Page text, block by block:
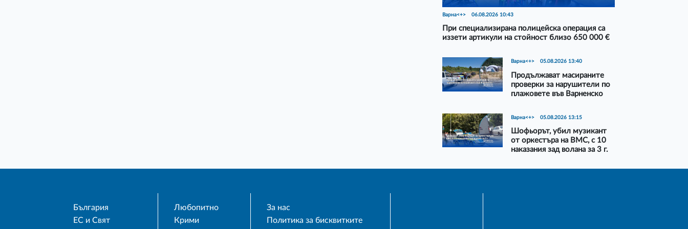
Варна<+> 06.08.2026 10:43
При специализирана полицейска операция са
иззети артикули на стойност близо 650 000 €
Варна<+> 05.08.2026 13:40
Продължават масираните
проверки за нарушители по
плажовете във Варненско
Варна<+> 05.08.2026 13:15
Шофьорът, убил музикант
от оркестъра на ВМС, с 10
наказания зад волана за 3 г.
България
ЕС и Свят
Любопитно
Крими
За нас
Политика за бисквитките